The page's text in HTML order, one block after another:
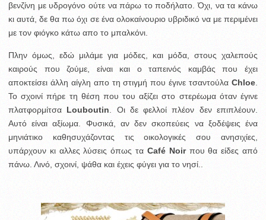
βενζίνη με υδρογόνο ούτε να πάρω το ποδήλατο. Όχι, να τα κάνω
κι αυτά, δε θα πω όχι σε ένα ολοκαίνουριο υβριδικό να με περιμένει
με τον φιόγκο κάτω απο το μπαλκόνι.
Πλην όμως, εδώ μιλάμε για μόδες, και μόδα, στους χαλεπούς
καιρούς που ζούμε, είναι και ο ταπεινός καμβάς που έχει
αποκτείσει άλλη αίγλη απο τη στιγμή που έγινε τσαντούλα Chloe
Το σχοινί πήρε τη θέση που του αξίζει στο στερέωμα όταν έγινε
πλατφορμίτσα Louboutin . Οι δε φελλοί πλέον δεν επιπλέουν.
Αυτό είναι αξίωμα. Φυσικά, αν δεν σκοπεύεις να ξοδέψεις ένα
μηνιάτικο καθησυχάζοντας τις οικολογικές σου ανησιχίες,
υπάρχουν κι αλλες λύσεις όπως τα Café Noirπου θα είδες από
πάνω. Λινό, σχοινί, ψάθα και έχεις φύγει για το νησί..